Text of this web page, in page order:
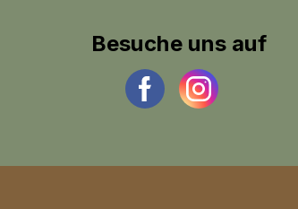
Besuche uns auf